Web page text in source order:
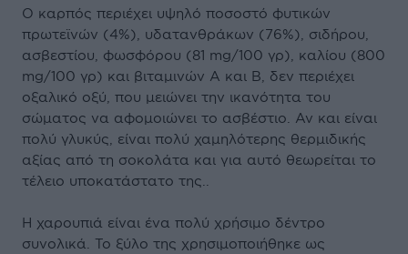
Ο καρπός περιέχει υψηλό ποσοστό φυτικών
πρωτεϊνών (4%), υδατανθράκων (76%), σιδήρου,
ασβεστίου, φωσφόρου (81 mg/100 γρ), καλίου (800
mg/100 γρ) και βιταμινών Α και Β, δεν περιέχει
οξαλικό οξύ, που μειώνει την ικανότητα του
σώματος να αφομοιώνει το ασβέστιο. Αν και είναι
πολύ γλυκύς, είναι πολύ χαμηλότερης θερμιδικής
αξίας από τη σοκολάτα και για αυτό θεωρείται το
τέλειο υποκατάστατο της..
Η χαρουπιά είναι ένα πολύ χρήσιμο δέντρο
συνολικά. Το ξύλο της χρησιμοποιήθηκε ως